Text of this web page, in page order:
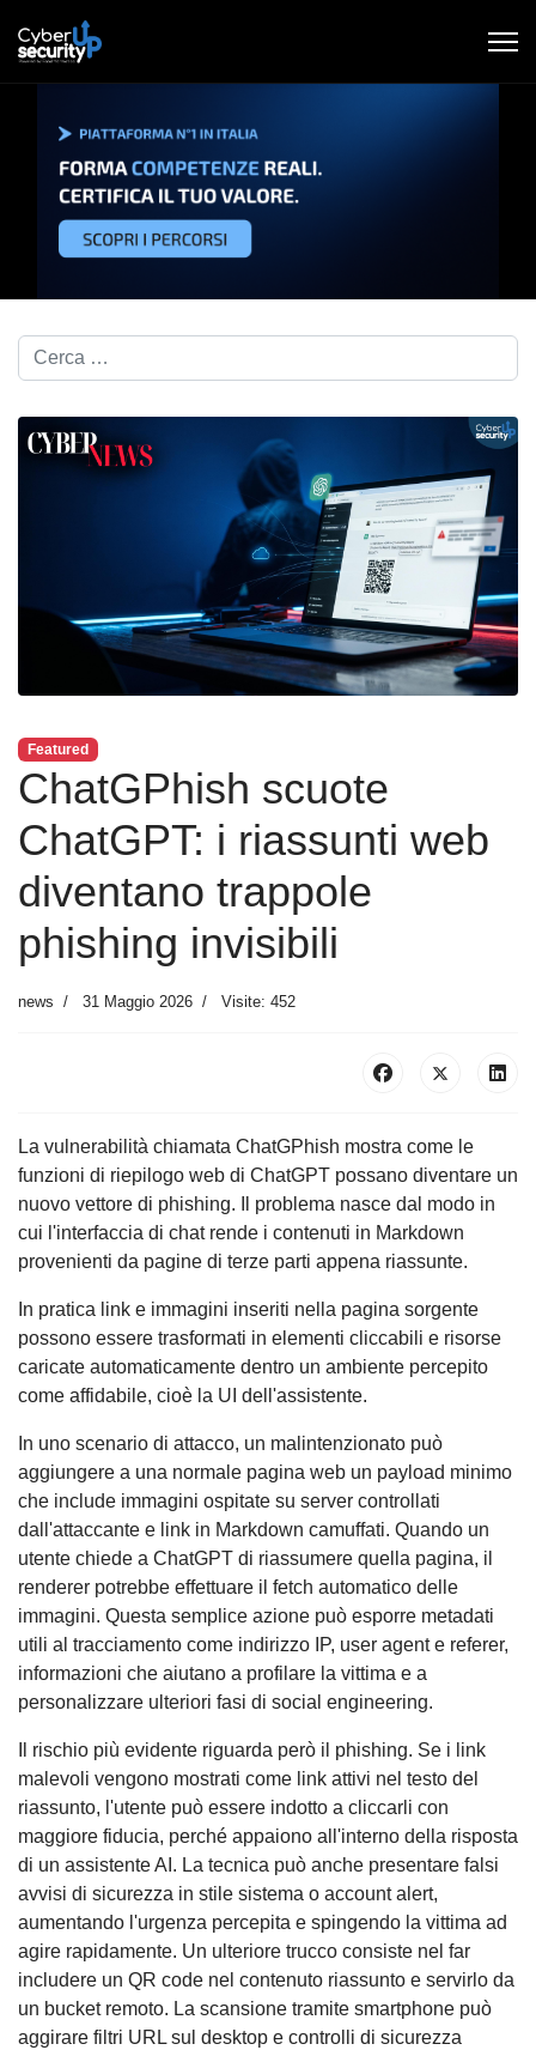
Cerca nel blog...
Featured
ChatGPhish scuote
ChatGPT: i riassunti web
diventano trappole
phishing invisibili
news 31 Maggio 2026 Visite: 452
La vulnerabilità chiamata ChatGPhish mostra come le
funzioni di riepilogo web di ChatGPT possano diventare un
nuovo vettore di phishing. Il problema nasce dal modo in
cui l'interfaccia di chat rende i contenuti in Markdown
provenienti da pagine di terze parti appena riassunte.
In pratica link e immagini inseriti nella pagina sorgente
possono essere trasformati in elementi cliccabili e risorse
caricate automaticamente dentro un ambiente percepito
come affidabile, cioè la UI dell'assistente.
In uno scenario di attacco, un malintenzionato può
aggiungere a una normale pagina web un payload minimo
che include immagini ospitate su server controllati
dall'attaccante e link in Markdown camuffati. Quando un
utente chiede a ChatGPT di riassumere quella pagina, il
renderer potrebbe effettuare il fetch automatico delle
immagini. Questa semplice azione può esporre metadati
utili al tracciamento come indirizzo IP, user agent e referer,
informazioni che aiutano a profilare la vittima e a
personalizzare ulteriori fasi di social engineering.
Il rischio più evidente riguarda però il phishing. Se i link
malevoli vengono mostrati come link attivi nel testo del
riassunto, l'utente può essere indotto a cliccarli con
maggiore fiducia, perché appaiono all'interno della risposta
di un assistente AI. La tecnica può anche presentare falsi
avvisi di sicurezza in stile sistema o account alert,
aumentando l'urgenza percepita e spingendo la vittima ad
agire rapidamente. Un ulteriore trucco consiste nel far
includere un QR code nel contenuto riassunto e servirlo da
un bucket remoto. La scansione tramite smartphone può
aggirare filtri URL sul desktop e controlli di sicurezza